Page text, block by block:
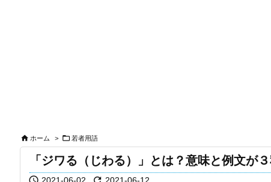
 ホーム >  若者用語
「ジワる（じわる）」とは？意味と例文が